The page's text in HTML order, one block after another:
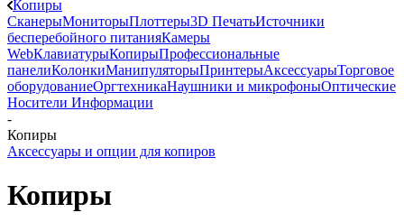
Копиры
СканерыМониторыПлоттеры3D ПечатьИсточники
бесперебойного питанияКамеры
WebКлавиатурыКопирыПрофессиональные
панелиКолонкиМанипуляторыПринтерыАксессуарыТорговое
оборудованиеОргтехникаНаушники и микрофоныОптические
Носители Информации
-
Копиры
Аксессуары и опции для копиров
Копиры